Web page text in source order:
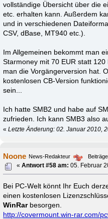
vollständige Übersicht über die
etc. erhalten kann. Außerdem
und in verschiedenen
CSV, dBase, MT940 etc.).
Im Allgemeinen bekommt man
Starmoney mit 70 EUR statt
man die Vorgängerversion hat.
kostenlosen CB-Version
sein...
Ich hatte SMB2 und habe auf
zufrieden. Ich kann SMB3 also
«Letzte Änderung: 02. Januar 2010,
Noone News-Redakteur
«Antwort #58 am: 05. Februar
Bei PC-Welt könnt Ihr Euch
einen kostenlosen
WinRarbesorgen.
http://covermount.win-rar.com/